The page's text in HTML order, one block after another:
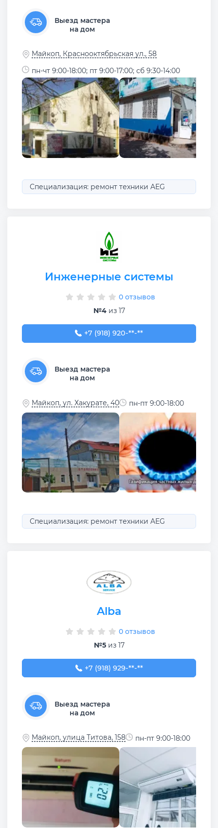
Выезд мастера
на дом
Майкоп, Краснооктябрьская ул., 58
пн-чт 9:00-18:00; пт 9:00-17:00; сб 9:30-14:00
Специализация: ремонт техники AEG
Инженерные системы
0 отзывов
№4из 17
+7 (918) 920-00-50
+7 (918) 920-**-**
Выезд мастера
на дом
Майкоп, ул. Хакурате, 40 пн-пт 9:00-18:00
Специализация: ремонт техники AEG
Alba
0 отзывов
№5из 17
+7 (918) 929-35-35
+7 (918) 929-**-**
Выезд мастера
на дом
Майкоп, улица Титова, 158 пн-пт 9:00-18:00